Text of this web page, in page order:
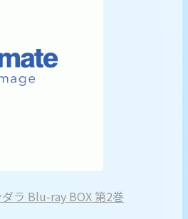
ラ Blu-ray BOX 第2巻